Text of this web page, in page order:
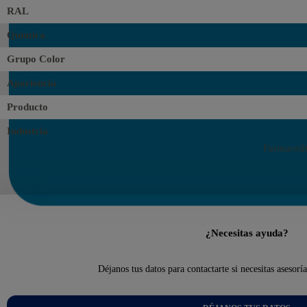
RAL
Química
Grupo Color
Apariencia
Producto
Industria
¿Necesitas ayuda?
Déjanos tus datos para contactarte si necesitas